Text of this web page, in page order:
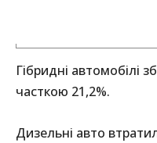
Гібридні автомобілі
часткою 21,2%.
Дизельні авто